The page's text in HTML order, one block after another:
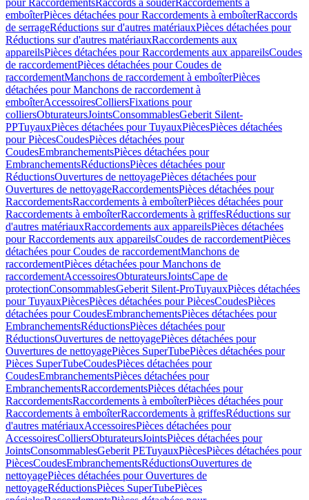
pour RaccordementsRaccords à souderRaccordements à
emboîterPièces détachées pour Raccordements à emboîterRaccords
de serrageRéductions sur d'autres matériauxPièces détachées pour
Réductions sur d'autres matériauxRaccordements aux
appareilsPièces détachées pour Raccordements aux appareilsCoudes
de raccordementPièces détachées pour Coudes de
raccordementManchons de raccordement à emboîterPièces
détachées pour Manchons de raccordement à
emboîterAccessoiresColliersFixations pour
colliersObturateursJointsConsommablesGeberit Silent-
PPTuyauxPièces détachées pour TuyauxPiècesPièces détachées
pour PiècesCoudesPièces détachées pour
CoudesEmbranchementsPièces détachées pour
EmbranchementsRéductionsPièces détachées pour
RéductionsOuvertures de nettoyagePièces détachées pour
Ouvertures de nettoyageRaccordementsPièces détachées pour
RaccordementsRaccordements à emboîterPièces détachées pour
Raccordements à emboîterRaccordements à griffesRéductions sur
d'autres matériauxRaccordements aux appareilsPièces détachées
pour Raccordements aux appareilsCoudes de raccordementPièces
détachées pour Coudes de raccordementManchons de
raccordementPièces détachées pour Manchons de
raccordementAccessoiresObturateursJointsCape de
protectionConsommablesGeberit Silent-ProTuyauxPièces détachées
pour TuyauxPiècesPièces détachées pour PiècesCoudesPièces
détachées pour CoudesEmbranchementsPièces détachées pour
EmbranchementsRéductionsPièces détachées pour
RéductionsOuvertures de nettoyagePièces détachées pour
Ouvertures de nettoyagePièces SuperTubePièces détachées pour
Pièces SuperTubeCoudesPièces détachées pour
CoudesEmbranchementsPièces détachées pour
EmbranchementsRaccordementsPièces détachées pour
RaccordementsRaccordements à emboîterPièces détachées pour
Raccordements à emboîterRaccordements à griffesRéductions sur
d'autres matériauxAccessoiresPièces détachées pour
AccessoiresColliersObturateursJointsPièces détachées pour
JointsConsommablesGeberit PETuyauxPiècesPièces détachées pour
PiècesCoudesEmbranchementsRéductionsOuvertures de
nettoyagePièces détachées pour Ouvertures de
nettoyageRéductionsPièces SuperTubePièces